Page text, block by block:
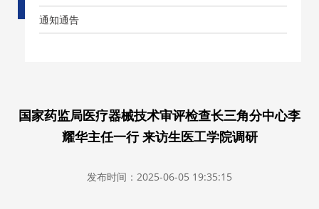
通知通告
国家药监局医疗器械技术审评检查长三角分中心李
耀华主任一行 来访生医工学院调研
发布时间：2025-06-05 19:35:15